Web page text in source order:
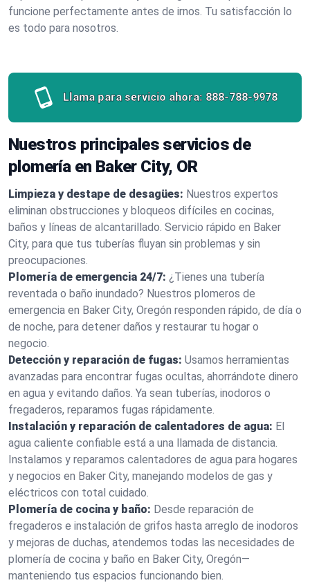
funcione perfectamente antes de irnos. Tu satisfacción lo
es todo para nosotros.
Llama para servicio ahora: 888-788-9978
Nuestros principales servicios de
plomería en Baker City, OR
Limpieza y destape de desagües: Nuestros expertos
eliminan obstrucciones y bloqueos difíciles en cocinas,
baños y líneas de alcantarillado. Servicio rápido en Baker
City, para que tus tuberías fluyan sin problemas y sin
preocupaciones.
Plomería de emergencia 24/7: ¿Tienes una tubería
reventada o baño inundado? Nuestros plomeros de
emergencia en Baker City, Oregón responden rápido, de día o
de noche, para detener daños y restaurar tu hogar o
negocio.
Detección y reparación de fugas: Usamos herramientas
avanzadas para encontrar fugas ocultas, ahorrándote dinero
en agua y evitando daños. Ya sean tuberías, inodoros o
fregaderos, reparamos fugas rápidamente.
Instalación y reparación de calentadores de agua: El
agua caliente confiable está a una llamada de distancia.
Instalamos y reparamos calentadores de agua para hogares
y negocios en Baker City, manejando modelos de gas y
eléctricos con total cuidado.
Plomería de cocina y baño: Desde reparación de
fregaderos e instalación de grifos hasta arreglo de inodoros
y mejoras de duchas, atendemos todas las necesidades de
plomería de cocina y baño en Baker City, Oregón—
manteniendo tus espacios funcionando bien.